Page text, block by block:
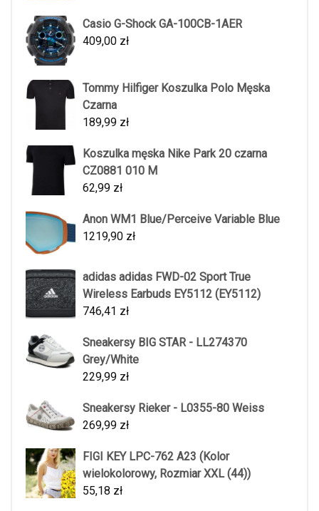
Casio G-Shock GA-100CB-1AER
409,00 zł
Tommy Hilfiger Koszulka Polo Męska
Czarna
189,99 zł
Koszulka męska Nike Park 20 czarna
CZ0881 010 M
62,99 zł
Anon WM1 Blue/Perceive Variable Blue
1219,90 zł
adidas adidas FWD-02 Sport True
Wireless Earbuds EY5112 (EY5112)
746,41 zł
Sneakersy BIG STAR - LL274370
Grey/White
229,99 zł
Sneakersy Rieker - L0355-80 Weiss
269,99 zł
FIGI KEY LPC-762 A23 (Kolor
wielokolorowy, Rozmiar XXL (44))
55,18 zł